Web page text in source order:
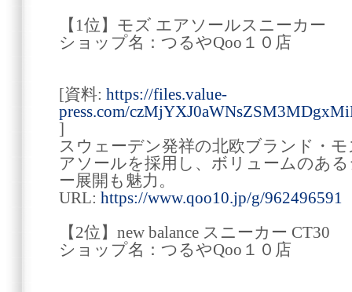
【1位】モズ エアソールスニーカー
ショップ名：つるやQoo１０店
[資料: https://files.value-
press.com/
]
スウェーデン発祥の北欧ブランド・
アソールを採用し、ボリュームのあ
ー展開も魅力。
URL: https://www.qoo10.jp/g/962496591
【2位】new balance スニーカー CT30
ショップ名：つるやQoo１０店